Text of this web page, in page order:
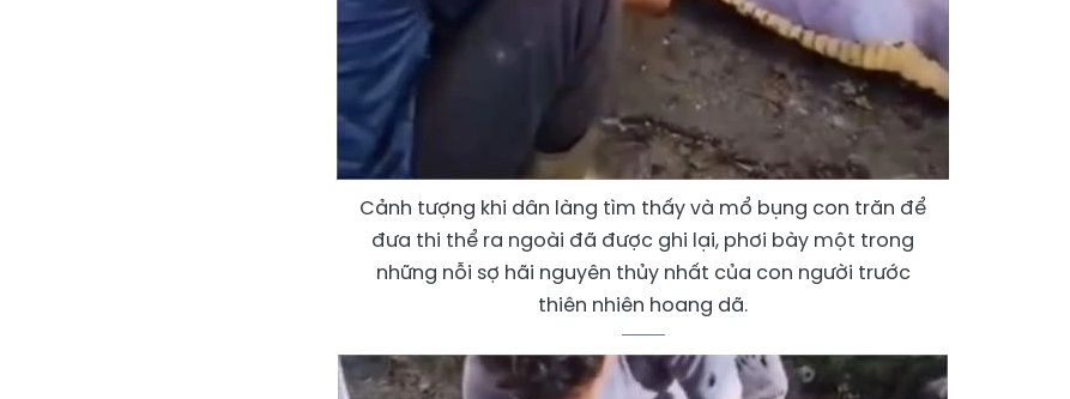
Cảnh tượng khi dân làng tìm thấy và mổ bụng con trăn để
đưa thi thể ra ngoài đã được ghi lại, phơi bày một trong
những nỗi sợ hãi nguyên thủy nhất của con người trước
thiên nhiên hoang dã.